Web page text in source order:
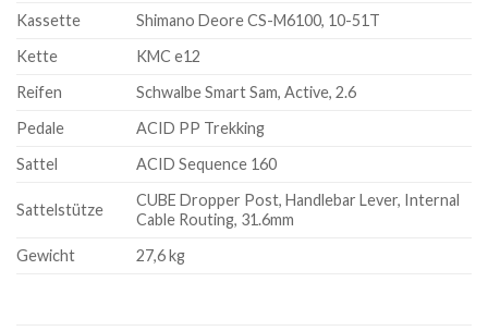
Kassette
Shimano Deore CS-M6100, 10-51T
Kette
KMC e12
Reifen
Schwalbe Smart Sam, Active, 2.6
Pedale
ACID PP Trekking
Sattel
ACID Sequence 160
Sattelstütze
CUBE Dropper Post, Handlebar Lever, Internal
Cable Routing, 31.6mm
Gewicht
27,6 kg